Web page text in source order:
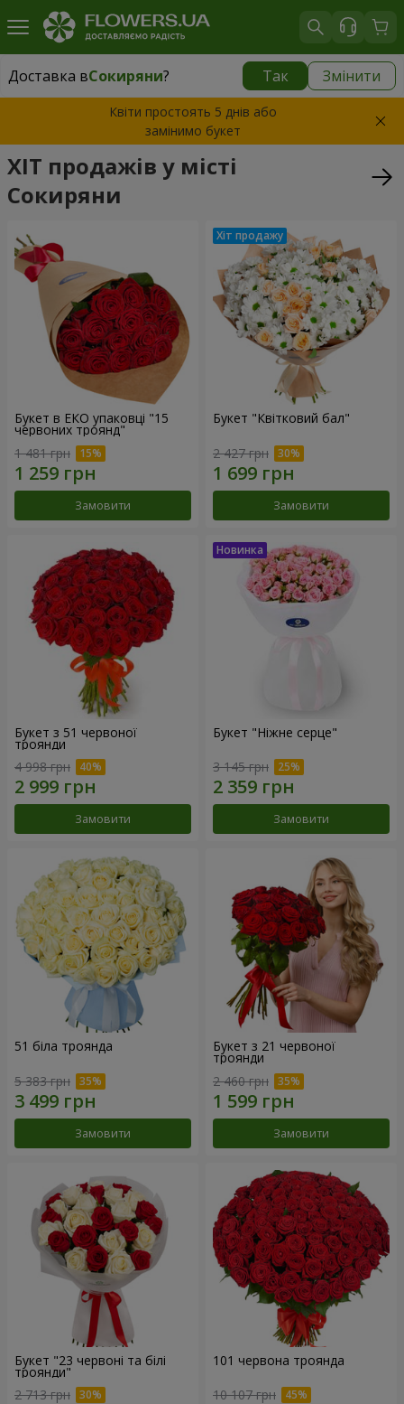
Доставка вСокиряни? Так Змінити
Доставка вСокиряни|
Квіти простоять 5 днів або
замінимо букет
ХІТ продажів у місті
Сокиряни
Букет в ЕКО упаковці "15
червоних троянд"
1 481 грн
Замовити
Букет "Квітковий бал"
2 427 грн
Замовити
Букет з 51 червоної
троянди
4 998 грн
Замовити
Букет "Ніжне серце"
3 145 грн
Замовити
51 біла троянда
5 383 грн
Замовити
Букет з 21 червоної
троянди
2 460 грн
Замовити
Букет "23 червоні та білі
троянди"
2 713 грн
101 червона троянда
10 107 грн